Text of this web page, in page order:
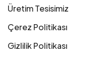
Üretim Tesisimiz
Çerez Politikası
Gizlilik Politikası